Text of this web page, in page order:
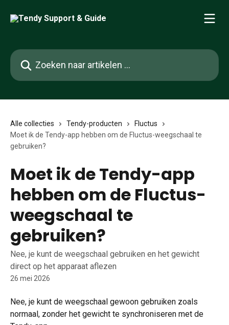
Zoeken naar artikelen ...
Alle collecties Tendy-producten
Fluctus
Moet ik de Tendy-app hebben om de Fluctus-weegschaal te
gebruiken?
Moet ik de Tendy-app
hebben om de Fluctus-
weegschaal te
gebruiken?
Nee, je kunt de weegschaal gebruiken en het gewicht
direct op het apparaat aflezen
26 mei 2026
Nee, je kunt de weegschaal gewoon gebruiken zoals
normaal, zonder het gewicht te synchroniseren met de